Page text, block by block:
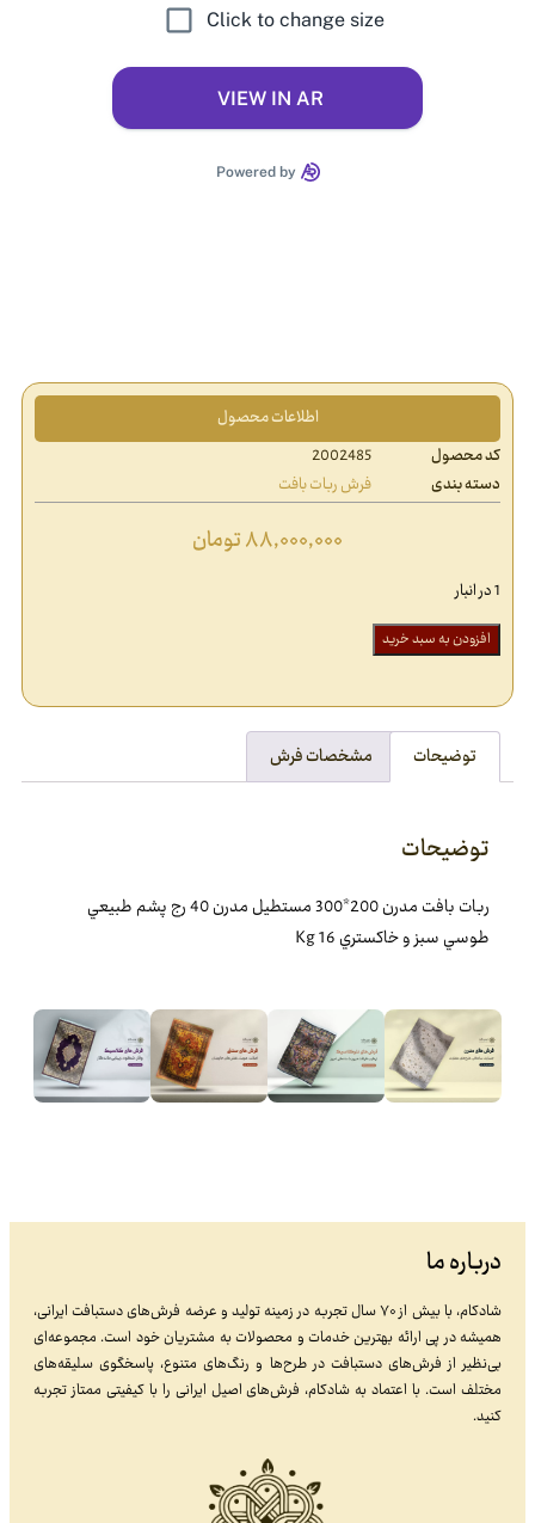
اطلاعات محصول
کد محصول
2002485
دسته بندی
فرش ربات بافت
۸۸,۰۰۰,۰۰۰تومان
1 در انبار
افزودن به سبد خرید
توضیحات مشخصات فرش
توضیحات
ربات بافت مدرن 200*300 مستطيل مدرن 40 رج پشم طبيعي
طوسي سبز و خاکستري 16 Kg
درباره ما
شادکام، با بیش از ۷۰ سال تجربه در زمینه تولید و عرضه فرش‌های دستبافت ایرانی،
همیشه در پی ارائه بهترین خدمات و محصولات به مشتریان خود است. مجموعه‌ای
بی‌نظیر از فرش‌های دستبافت در طرح‌ها و رنگ‌های متنوع، پاسخگوی سلیقه‌های
مختلف است. با اعتماد به شادکام، فرش‌های اصیل ایرانی را با کیفیتی ممتاز تجربه
کنید.